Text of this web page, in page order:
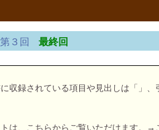
第３回 最終回
収録されている項目や見出しは「」、引
は、こちらからご覧いただけます。→